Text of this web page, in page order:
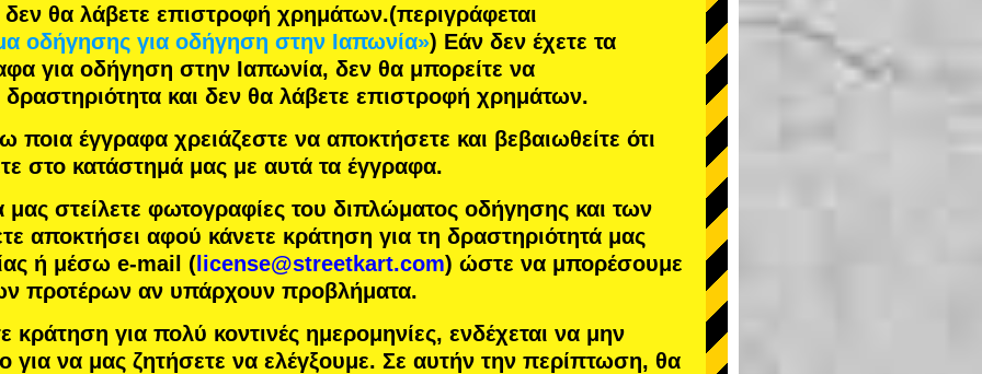
δεν θα λάβετε επιστροφή χρημάτων.(περιγράφεται
οδήγησης για οδήγηση στην Ιαπωνία») Εάν δεν έχετε τα
για οδήγηση στην Ιαπωνία, δεν θα μπορείτε να
και δεν θα λάβετε επιστροφή χρημάτων.
ποια έγγραφα χρειάζεστε να αποκτήσετε και βεβαιωθείτε ότι
στο κατάστημά μας με αυτά τα έγγραφα.
μας στείλετε φωτογραφίες του διπλώματος οδήγησης και των
αποκτήσει αφού κάνετε κράτηση για τη δραστηριότητά μας
ή μέσω e-mail ( license@streetkart.com) ώστε να μπορέσουμε
προτέρων αν υπάρχουν προβλήματα.
κράτηση για πολύ κοντινές ημερομηνίες, ενδέχεται να μην
για να μας ζητήσετε να ελέγξουμε. Σε αυτήν την περίπτωση, θα